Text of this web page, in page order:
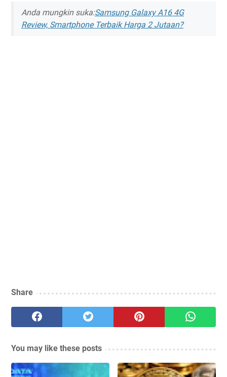
Anda mungkin suka:Samsung Galaxy A16 4G
Review, Smartphone Terbaik Harga 2 Jutaan?
Share
You may like these posts